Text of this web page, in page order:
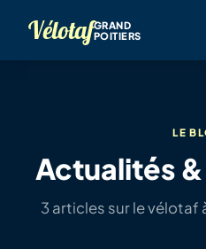
VélotafGRAND
POITIERS
LE
Actualités &
3 articles sur le vélotaf